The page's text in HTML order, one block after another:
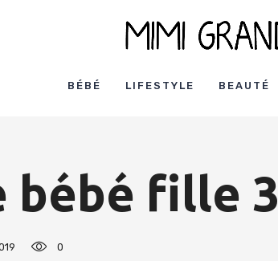
BÉBÉ LIFESTYLE BEAUTÉ
bébé fille 3
0